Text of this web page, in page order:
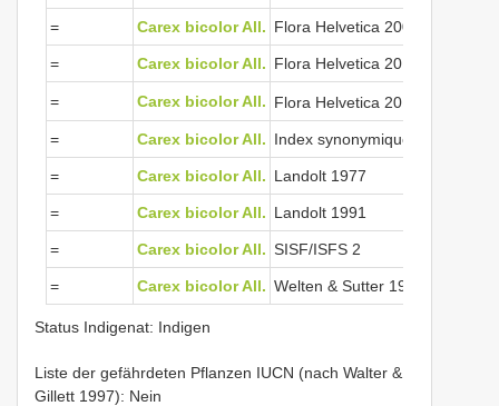
= Carex bicolor All. Flora Helvetica 2001
= Carex bicolor All. Flora Helvetica 2012
= Carex bicolor All. Flora Helvetica 2018
= Carex bicolor All. Index synonymique 1996
= Carex bicolor All. Landolt 1977
= Carex bicolor All. Landolt 1991
= Carex bicolor All. SISF/ISFS 2
= Carex bicolor All. Welten & Sutter 1982
Status Indigenat: Indigen
Liste der gefährdeten Pflanzen IUCN (nach Walter &
Gillett 1997): Nein